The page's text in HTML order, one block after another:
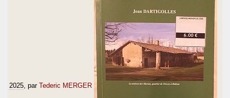
2025 , par Tederic MERGER